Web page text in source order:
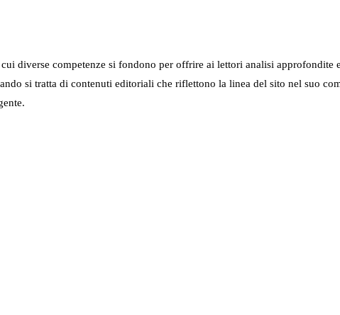
diverse competenze si fondono per offrire ai lettori analisi
si tratta di contenuti editoriali che riflettono la linea del sito nel suo